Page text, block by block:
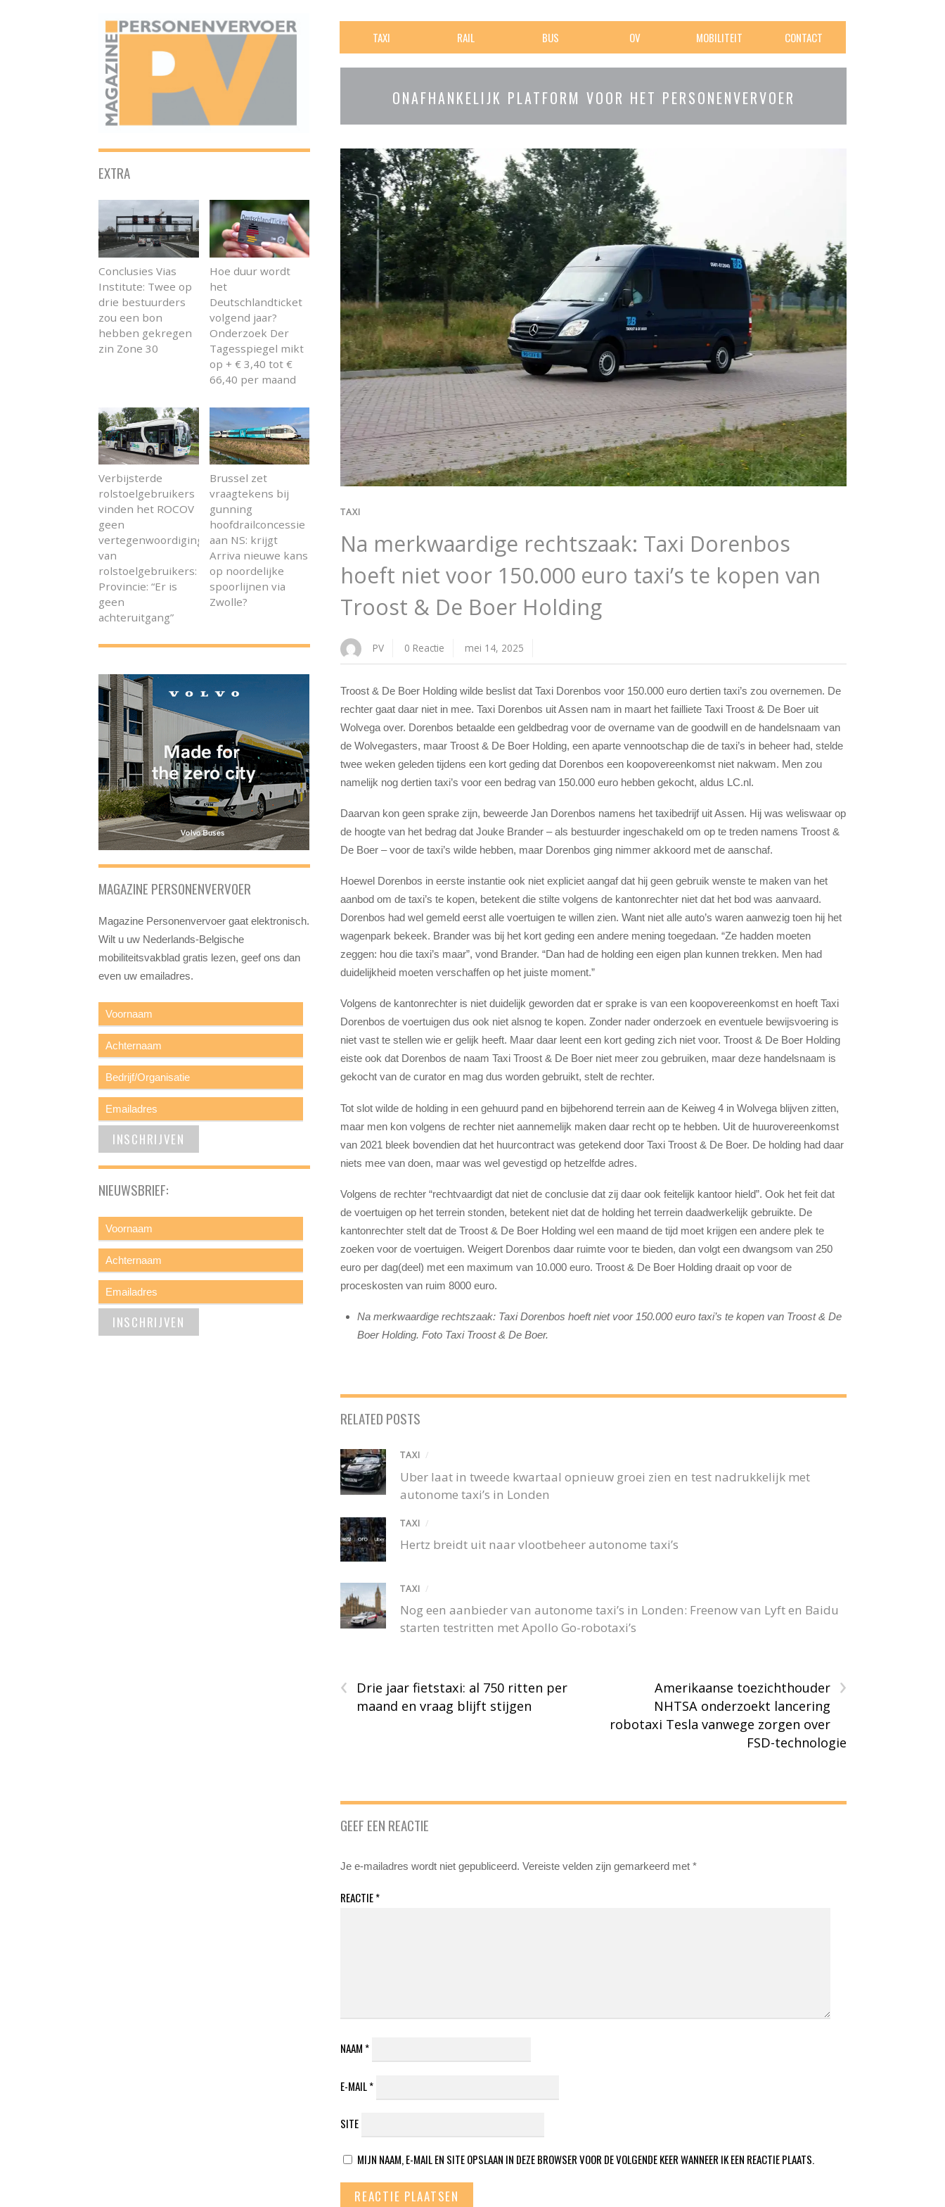
TAXI RAIL BUS OV MOBILITEIT CONTACT
ONAFHANKELIJK PLATFORM VOOR HET PERSONENVERVOER
TAXI
Na merkwaardige rechtszaak: Taxi Dorenbos
hoeft niet voor 150.000 euro taxi’s te kopen van
Troost & De Boer Holding
PV 0 Reactie mei 14, 2025
Troost & De Boer Holding wilde beslist dat Taxi Dorenbos voor 150.000 euro dertien taxi’s zou overnemen. De
rechter gaat daar niet in mee. Taxi Dorenbos uit Assen nam in maart het failliete Taxi Troost & De Boer uit
Wolvega over. Dorenbos betaalde een geldbedrag voor de overname van de goodwill en de handelsnaam van
de Wolvegasters, maar Troost & De Boer Holding, een aparte vennootschap die de taxi’s in beheer had, stelde
twee weken geleden tijdens een kort geding dat Dorenbos een koopovereenkomst niet nakwam. Men zou
namelijk nog dertien taxi’s voor een bedrag van 150.000 euro hebben gekocht, aldus LC.nl.
Daarvan kon geen sprake zijn, beweerde Jan Dorenbos namens het taxibedrijf uit Assen. Hij was weliswaar op
de hoogte van het bedrag dat Jouke Brander – als bestuurder ingeschakeld om op te treden namens Troost &
De Boer – voor de taxi’s wilde hebben, maar Dorenbos ging nimmer akkoord met de aanschaf.
Hoewel Dorenbos in eerste instantie ook niet expliciet aangaf dat hij geen gebruik wenste te maken van het
aanbod om de taxi’s te kopen, betekent die stilte volgens de kantonrechter niet dat het bod was aanvaard.
Dorenbos had wel gemeld eerst alle voertuigen te willen zien. Want niet alle auto’s waren aanwezig toen hij het
wagenpark bekeek. Brander was bij het kort geding een andere mening toegedaan. “Ze hadden moeten
zeggen: hou die taxi’s maar”, vond Brander. “Dan had de holding een eigen plan kunnen trekken. Men had
duidelijkheid moeten verschaffen op het juiste moment.”
Volgens de kantonrechter is niet duidelijk geworden dat er sprake is van een koopovereenkomst en hoeft Taxi
Dorenbos de voertuigen dus ook niet alsnog te kopen. Zonder nader onderzoek en eventuele bewijsvoering is
niet vast te stellen wie er gelijk heeft. Maar daar leent een kort geding zich niet voor. Troost & De Boer Holding
eiste ook dat Dorenbos de naam Taxi Troost & De Boer niet meer zou gebruiken, maar deze handelsnaam is
gekocht van de curator en mag dus worden gebruikt, stelt de rechter.
Tot slot wilde de holding in een gehuurd pand en bijbehorend terrein aan de Keiweg 4 in Wolvega blijven zitten,
maar men kon volgens de rechter niet aannemelijk maken daar recht op te hebben. Uit de huurovereenkomst
van 2021 bleek bovendien dat het huurcontract was getekend door Taxi Troost & De Boer. De holding had daar
niets mee van doen, maar was wel gevestigd op hetzelfde adres.
Volgens de rechter “rechtvaardigt dat niet de conclusie dat zij daar ook feitelijk kantoor hield”. Ook het feit dat
de voertuigen op het terrein stonden, betekent niet dat de holding het terrein daadwerkelijk gebruikte. De
kantonrechter stelt dat de Troost & De Boer Holding wel een maand de tijd moet krijgen een andere plek te
zoeken voor de voertuigen. Weigert Dorenbos daar ruimte voor te bieden, dan volgt een dwangsom van 250
euro per dag(deel) met een maximum van 10.000 euro. Troost & De Boer Holding draait op voor de
proceskosten van ruim 8000 euro.
Na merkwaardige rechtszaak: Taxi Dorenbos hoeft niet voor 150.000 euro taxi’s te kopen van Troost & De
Boer Holding. Foto Taxi Troost & De Boer.
RELATED POSTS
TAXI /
Uber laat in tweede kwartaal opnieuw groei zien en test nadrukkelijk met
autonome taxi’s in Londen
TAXI /
Hertz breidt uit naar vlootbeheer autonome taxi’s
TAXI /
Nog een aanbieder van autonome taxi’s in Londen: Freenow van Lyft en Baidu
starten testritten met Apollo Go-robotaxi’s
‹
Drie jaar fietstaxi: al 750 ritten per
maand en vraag blijft stijgen
›
Amerikaanse toezichthouder
NHTSA onderzoekt lancering
robotaxi Tesla vanwege zorgen over
FSD-technologie
GEEF EEN REACTIE
Je e-mailadres wordt niet gepubliceerd. Vereiste velden zijn gemarkeerd met*
REACTIE*
NAAM *
E-MAIL*
SITE
MIJN NAAM, E-MAIL EN SITE OPSLAAN IN DEZE BROWSER VOOR DE VOLGENDE KEER WANNEER IK EEN REACTIE PLAATS.
EXTRA
Conclusies Vias
Institute: Twee op
drie bestuurders
zou een bon
hebben gekregen
zin Zone 30
Hoe duur wordt
het
Deutschlandticket
volgend jaar?
Onderzoek Der
Tagesspiegel mikt
op + € 3,40 tot €
66,40 per maand
Verbijsterde
rolstoelgebruikers
vinden het ROCOV
geen
vertegenwoordiging
van
rolstoelgebruikers:
Provincie: “Er is
geen
achteruitgang”
Brussel zet
vraagtekens bij
gunning
hoofdrailconcessie
aan NS: krijgt
Arriva nieuwe kans
op noordelijke
spoorlijnen via
Zwolle?
MAGAZINE PERSONENVERVOER
Magazine Personenvervoer gaat elektronisch.
Wilt u uw Nederlands-Belgische
mobiliteitsvakblad gratis lezen, geef ons dan
even uw emailadres.
NIEUWSBRIEF: